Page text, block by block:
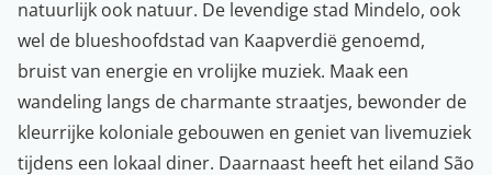
natuurlijk ook natuur. De levendige stad Mindelo, ook
wel de blueshoofdstad van Kaapverdië genoemd,
bruist van energie en vrolijke muziek. Maak een
wandeling langs de charmante straatjes, bewonder de
kleurrijke koloniale gebouwen en geniet van livemuziek
tijdens een lokaal diner. Daarnaast heeft het eiland São